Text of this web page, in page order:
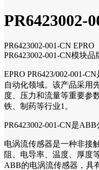
PR6423002-
PR6423002-001-CN EPRO
PR6423002-001-CN模块品
EPRO PR6423/002-001-
自动化领域。该产品采用
度、压力和流量等重要参
铁、制药等行业1。
PR6423002-001-CN是
电涡流传感器是一种非接
阻、电导率、温度、厚度
ABB的电涡流传感器，具